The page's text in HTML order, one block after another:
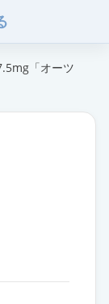
「オーツ